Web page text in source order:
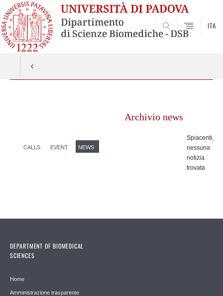
SEARCH
ITA
Archivio news
CALLS EVENT NEWS
Spiacenti,
nessuna
notizia
trovata
DEPARTMENT OF BIOMEDICAL
SCIENCES
Home
Amministrazione trasparente